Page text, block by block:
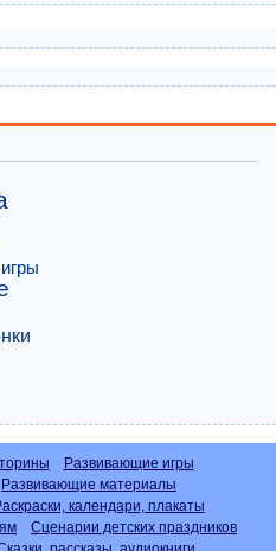
Развивающие игры
Развивающие материалы
календари, плакаты
Сценарии детских праздников